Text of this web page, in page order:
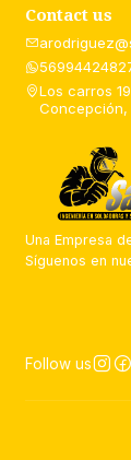
Contact us
Los carros
Concepción,
Una Empresa
Síguenos en
Follow us